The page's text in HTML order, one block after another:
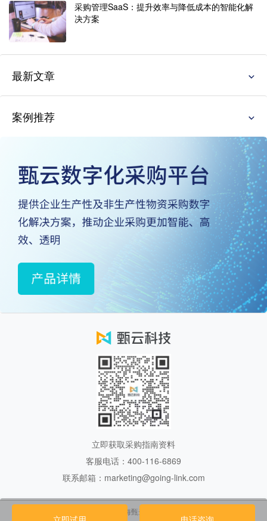
采购管理SaaS：提升效率与降低成本的智能化解
决方案
最新文章
案例推荐
立即获取采购指南资料
客服电话：400-116-6869
联系邮箱：marketing@going-link.com
Copyright 2017.上海甄云信息科技有限公司